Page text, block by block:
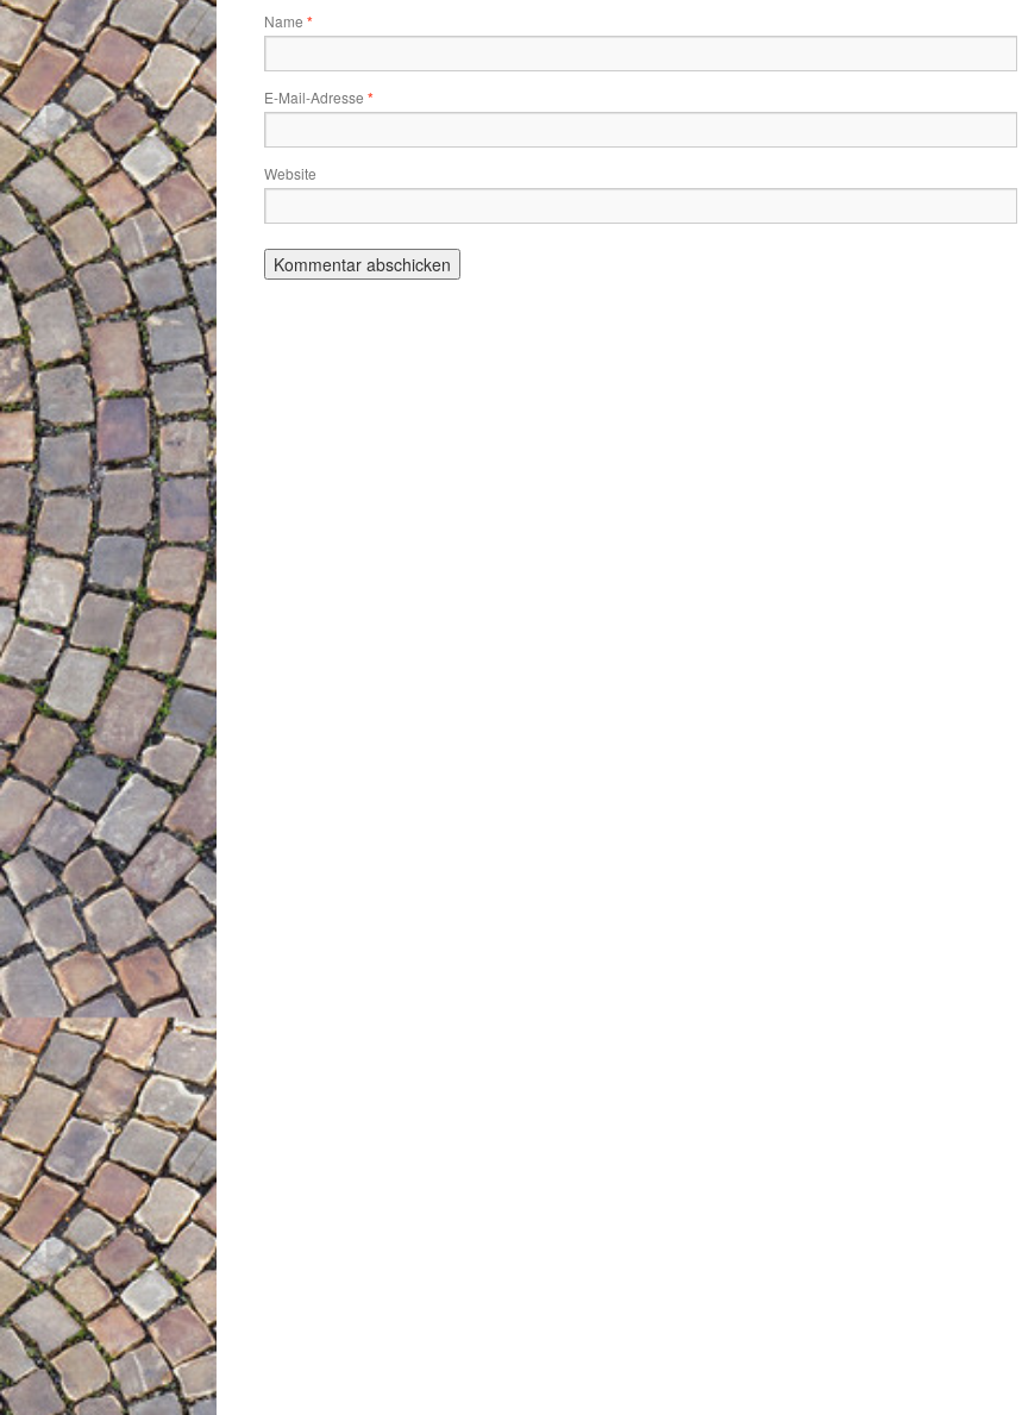
Name *
E-Mail-Adresse *
Website